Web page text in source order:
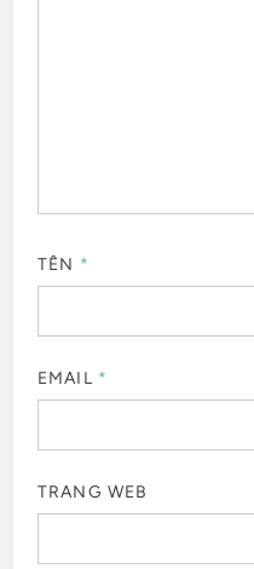
TÊN *
EMAIL *
TRANG WEB